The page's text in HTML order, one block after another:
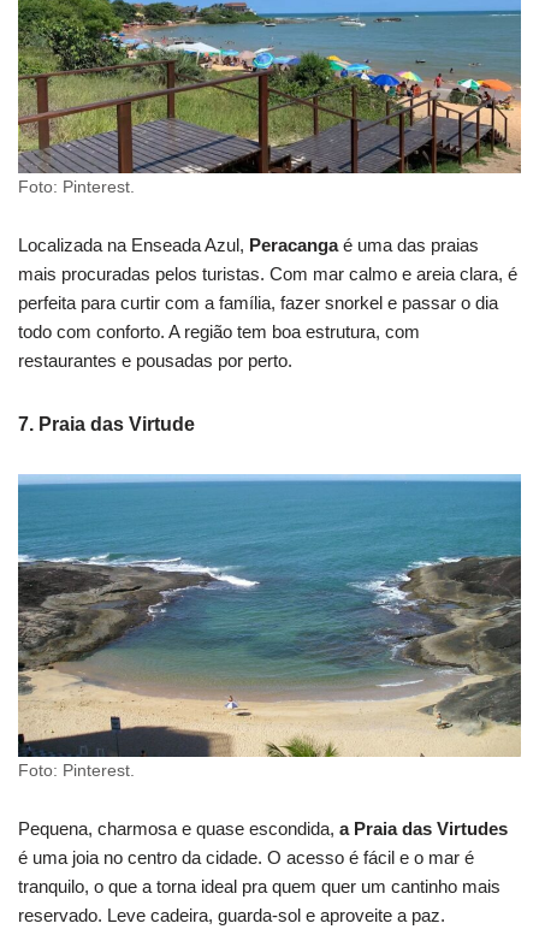
Foto: Pinterest.
Localizada na Enseada Azul, Peracangaé uma das praias
mais procuradas pelos turistas. Com mar calmo e areia clara, é
perfeita para curtir com a família, fazer snorkel e passar o dia
todo com conforto. A região tem boa estrutura, com
restaurantes e pousadas por perto.
7. Praia das Virtude
Foto: Pinterest.
Pequena, charmosa e quase escondida, a Praia das Virtudes
é uma joia no centro da cidade. O acesso é fácil e o mar é
tranquilo, o que a torna ideal pra quem quer um cantinho mais
reservado. Leve cadeira, guarda-sol e aproveite a paz.